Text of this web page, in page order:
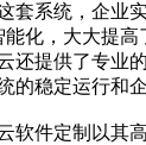
套系统，企业
化，大大提
还提供了专业
的稳定运行和
软件定制以其